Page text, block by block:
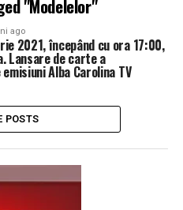
"Modelelor"
ago
2021, începând cu ora 17:00,
Lansare de carte a
Alba Carolina TV
POSTS